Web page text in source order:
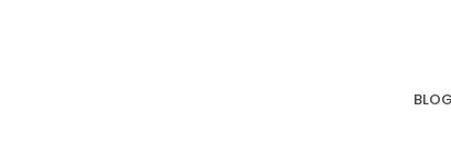
BLOG